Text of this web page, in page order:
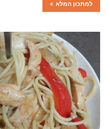
למתכון המלא